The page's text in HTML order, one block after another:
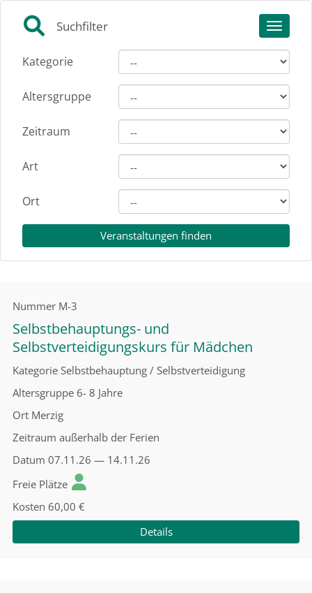
Toggle
Suchfilter
Kategorie
Altersgruppe
Zeitraum
Art
Ort
Nummer M-3
Selbstbehauptungs- und
Selbstverteidigungskurs für Mädchen
Kategorie Selbstbehauptung / Selbstverteidigung
Altersgruppe 6- 8 Jahre
Ort Merzig
Zeitraum außerhalb der Ferien
Datum 07.11.26 — 14.11.26
Freie Plätze
Kosten 60,00 €
Details